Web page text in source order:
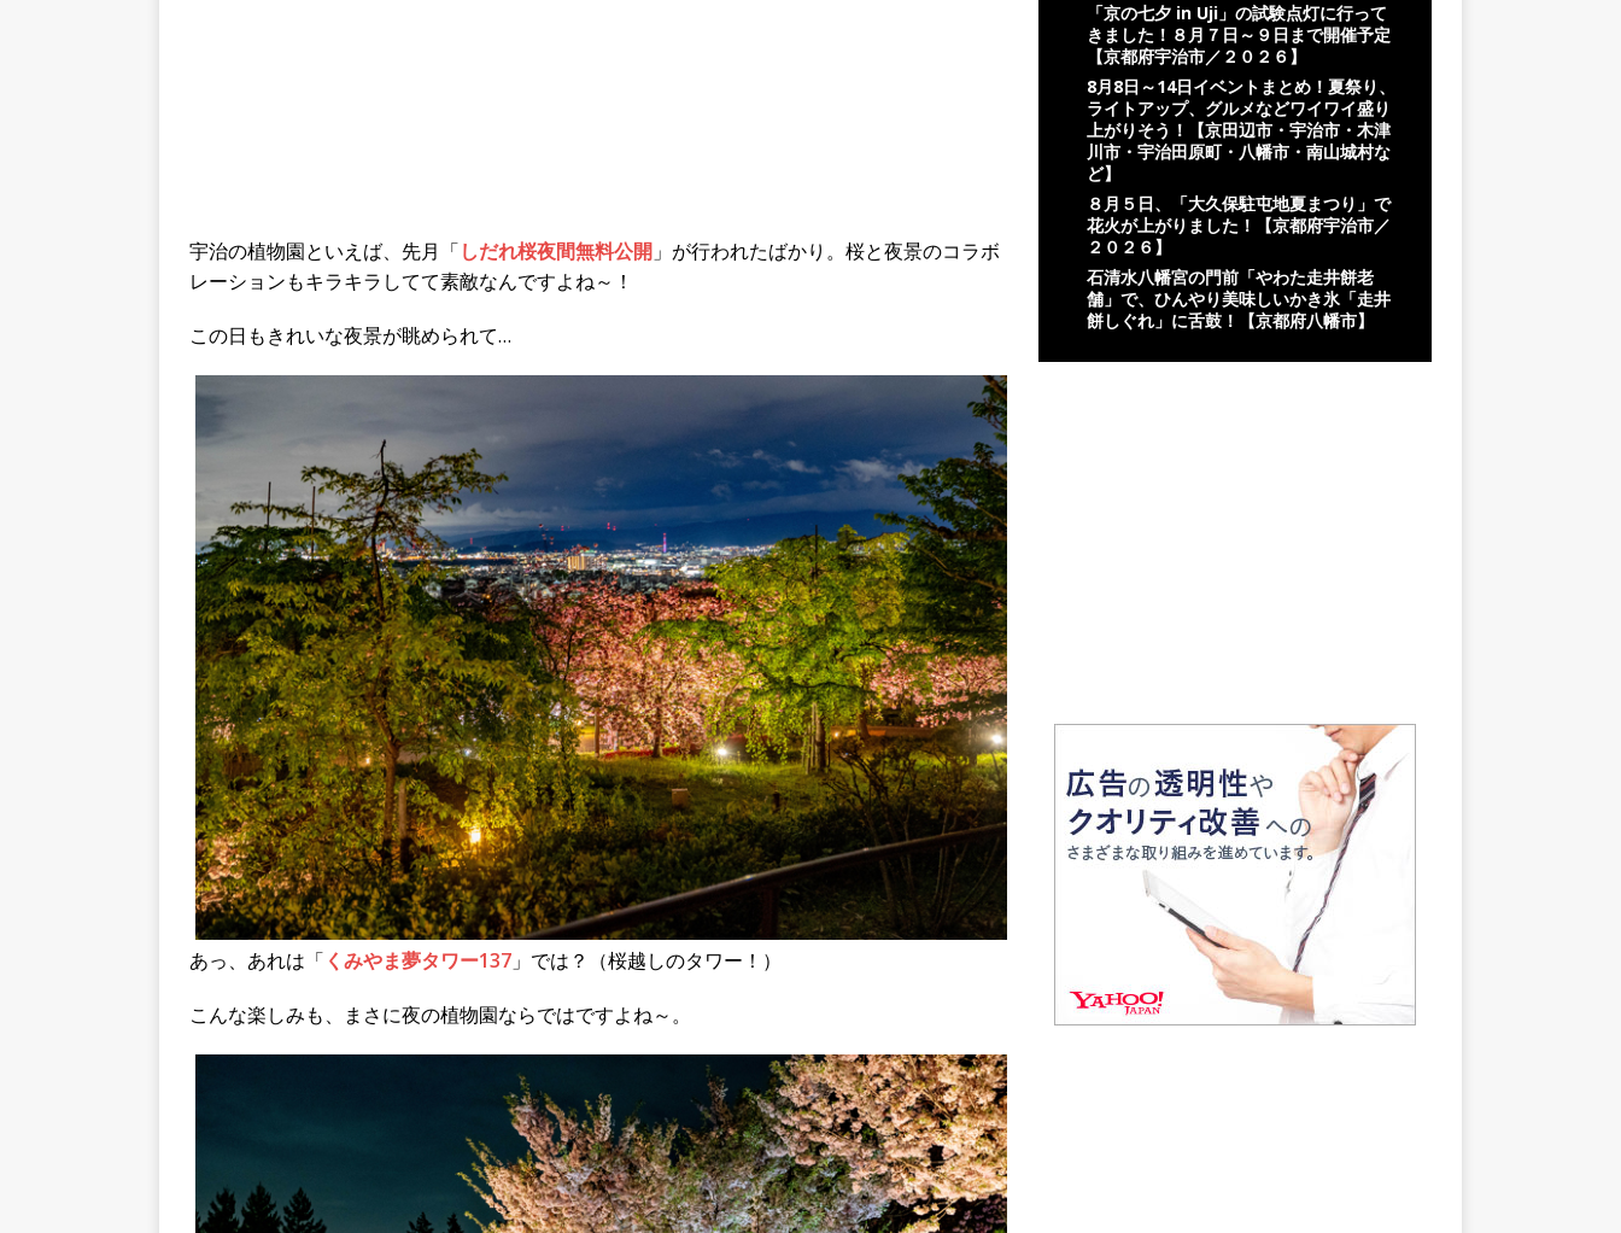
宇治の植物園といえば、先月「しだれ桜夜間無料公開 」が行われたばかり。桜と夜景のコラボ
レーションもキラキラしてて素敵なんですよね～！
この日もきれいな夜景が眺められて…
あっ、あれは「 くみやま夢タワー137 」では？（桜越しのタワー！）
こんな楽しみも、まさに夜の植物園ならではですよね～。
「京の七夕 in Uji」の試験点灯に行って
きました！８月７日～９日まで開催予定
【京都府宇治市／２０２６】
8月8日～14日イベントまとめ！夏祭り、
ライトアップ、グルメなどワイワイ盛り
上がりそう！【京田辺市・宇治市・木津
川市・宇治田原町・八幡市・南山城村な
ど】
８月５日、「大久保駐屯地夏まつり」で
花火が上がりました！【京都府宇治市／
２０２６】
石清水八幡宮の門前「やわた走井餅老
舗」で、ひんやり美味しいかき氷「走井
餅しぐれ」に舌鼓！【京都府八幡市】